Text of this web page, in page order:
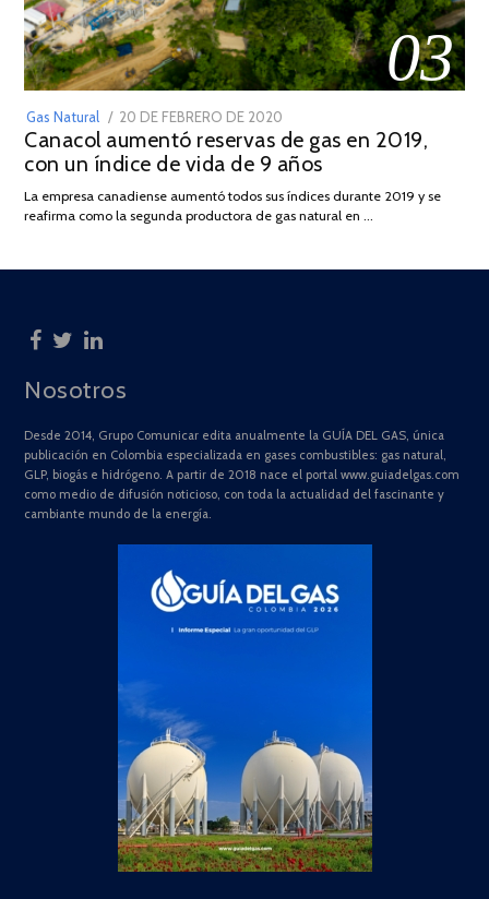
03
Gas Natural
POSTED
ON
20 DE FEBRERO DE 2020
DE
JULIO
2025
Canacol aumentó reservas de gas en 2019,
con un índice de vida de 9 años
La empresa canadiense aumentó todos sus índices durante 2019 y se
reafirma como la segunda productora de gas natural en …
Nosotros
Desde 2014, Grupo Comunicar edita anualmente la GUÍA DEL GAS, única
publicación en Colombia especializada en gases combustibles: gas natural,
GLP, biogás e hidrógeno. A partir de 2018 nace el portal www.guiadelgas.com
como medio de difusión noticioso, con toda la actualidad del fascinante y
cambiante mundo de la energía.